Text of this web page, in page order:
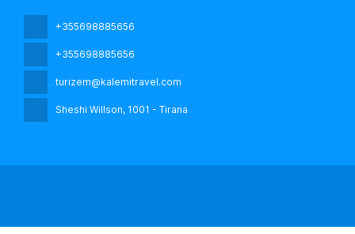
+355698885656
+355698885656
turizem@kalemitravel.com
Sheshi Willson, 1001 - Tirana